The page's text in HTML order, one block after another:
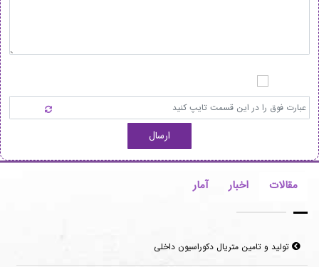
ارسال
مقالات اخبار آمار
تولید و تامین متریال دکوراسیون داخلی